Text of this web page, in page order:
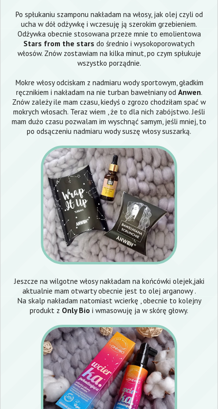
Po spłukaniu szamponu nakładam na włosy, jak olej czyli od
ucha w dół odżywkę i wczesuję ją szerokim grzebieniem.
Odżywka obecnie stosowana przeze mnie to emolientowa
Stars from the stars do średnio i wysokoporowatych
włosów. Znów zostawiam na kilka minut, po czym spłukuje
wszystko porządnie.
Mokre włosy odciskam z nadmiaru wody sportowym, gładkim
ręcznikiem i nakładam na nie turban bawełniany od Anwen.
Znów zależy ile mam czasu, kiedyś o zgrozo chodziłam spać w
mokrych włosach. Teraz wiem , że to dla nich zabójstwo. Jeśli
mam dużo czasu pozwalam im wyschnąć samym, jeśli mniej, to
po odsączeniu nadmiaru wody suszę włosy suszarką.
Jeszcze na wilgotne włosy nakładam na końcówki olejek,jaki
aktualnie mam otwarty obecnie jest to olej arganowy .
Na skalp nakładam natomiast wcierkę , obecnie to kolejny
produkt z Only Bio i wmasowuję ja w skórę głowy.